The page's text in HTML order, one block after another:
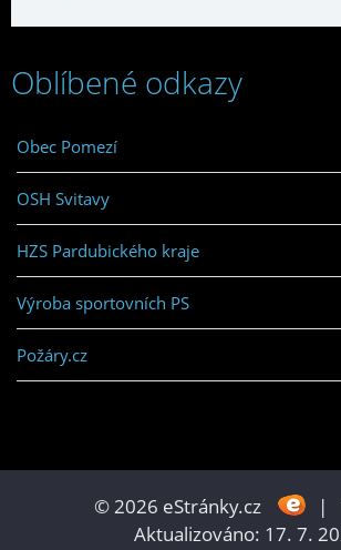
Oblíbené odkazy
Obec Pomezí
OSH Svitavy
HZS Pardubického kraje
Výroba sportovních PS
Požáry.cz
© 2026 eStránky.cz |
Aktualizováno: 17. 7.